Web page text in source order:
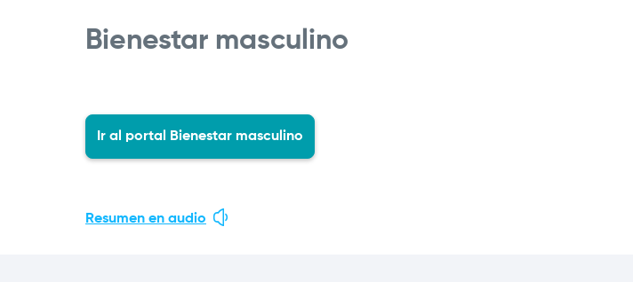
navegación
Bienestar masculino
Ir al portal Bienestar masculino
Resumen en audio